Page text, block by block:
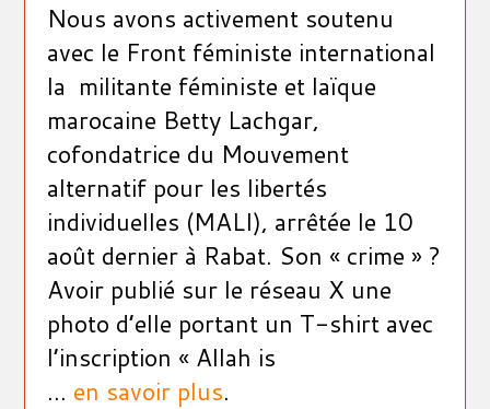
Nous avons activement soutenu
avec le Front féministe international
la militante féministe et laïque
marocaine Betty Lachgar,
cofondatrice du Mouvement
alternatif pour les libertés
individuelles (MALI), arrêtée le 10
août dernier à Rabat. Son « crime » ?
Avoir publié sur le réseau X une
photo d’elle portant un T-shirt avec
l’inscription « Allah is
... en savoir plus.